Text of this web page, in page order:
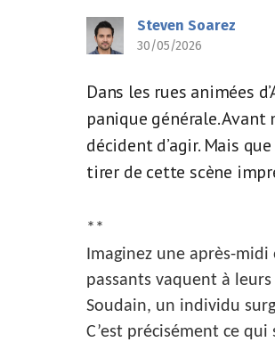
Steven Soarez
30/05/2026
Dans les rues animées
panique générale.
décident d’agir. Mais
tirer de cette scène
**
Imaginez une après-midi
passants vaquent à
Soudain, un individu
C’est précisément ce